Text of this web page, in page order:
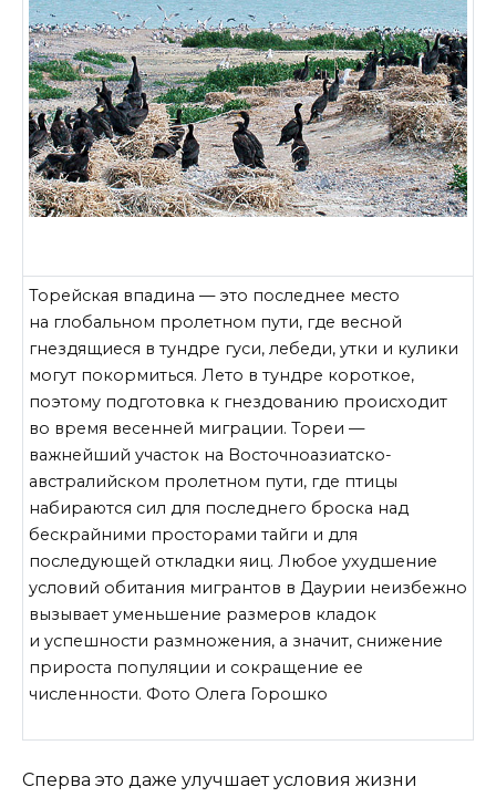
Торейская впадина — это последнее место
на глобальном пролетном пути, где весной
гнездящиеся в тундре гуси, лебеди, утки и кулики
могут покормиться. Лето в тундре короткое,
поэтому подготовка к гнездованию происходит
во время весенней миграции. Тореи —
важнейший участок на Восточноазиатско-
австралийском пролетном пути, где птицы
набираются сил для последнего броска над
бескрайними просторами тайги и для
последующей откладки яиц. Любое ухудшение
условий обитания мигрантов в Даурии неизбежно
вызывает уменьшение размеров кладок
и успешности размножения, а значит, снижение
прироста популяции и сокращение ее
численности. Фото Олега Горошко
Сперва это даже улучшает условия жизни